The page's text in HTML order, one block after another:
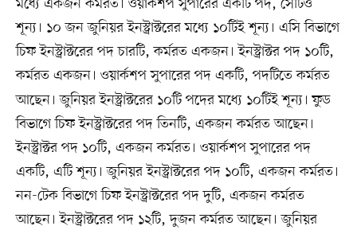
মধ্যে একজন কর্মরত। ওয়ার্কশপ সুপারের একটি পদ, সেটিও
শূন্য। ১০ জন জুনিয়র ইনস্ট্রাক্টরের মধ্যে ১০টিই শূন্য। এসি বিভাগে
চিফ ইনস্ট্রাক্টরের পদ চারটি, কর্মরত একজন। ইনস্ট্রাক্টর পদ ১০টি,
কর্মরত একজন। ওয়ার্কশপ সুপারের পদ একটি, পদটিতে কর্মরত
আছেন। জুনিয়র ইনস্ট্রাক্টরের ১০টি পদের মধ্যে ১০টিই শূন্য। ফুড
বিভাগে চিফ ইনস্ট্রাক্টরের পদ তিনটি, একজন কর্মরত আছেন।
ইনস্ট্রাক্টর পদ ১০টি, একজন কর্মরত। ওয়ার্কশপ সুপারের পদ
একটি, এটি শূন্য। জুনিয়র ইনস্ট্রাক্টরের পদ ১০টি, একজন কর্মরত।
নন-টেক বিভাগে চিফ ইনস্ট্রাক্টরের পদ দুটি, একজন কর্মরত
আছেন। ইনস্ট্রাক্টরের পদ ১২টি, দুজন কর্মরত আছেন। জুনিয়র